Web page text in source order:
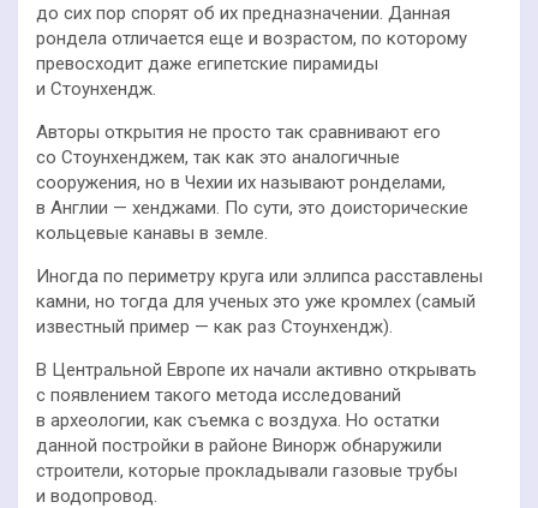
до сих пор спорят об их предназначении. Данная
рондела отличается еще и возрастом, по которому
превосходит даже египетские пирамиды
и Стоунхендж.
Авторы открытия не просто так сравнивают его
со Стоунхенджем, так как это аналогичные
сооружения, но в Чехии их называют ронделами,
в Англии — хенджами. По сути, это доисторические
кольцевые канавы в земле.
Иногда по периметру круга или эллипса расставлены
камни, но тогда для ученых это уже кромлех (самый
известный пример — как раз Стоунхендж).
В Центральной Европе их начали активно открывать
с появлением такого метода исследований
в археологии, как съемка с воздуха. Но остатки
данной постройки в районе Винорж обнаружили
строители, которые прокладывали газовые трубы
и водопровод.